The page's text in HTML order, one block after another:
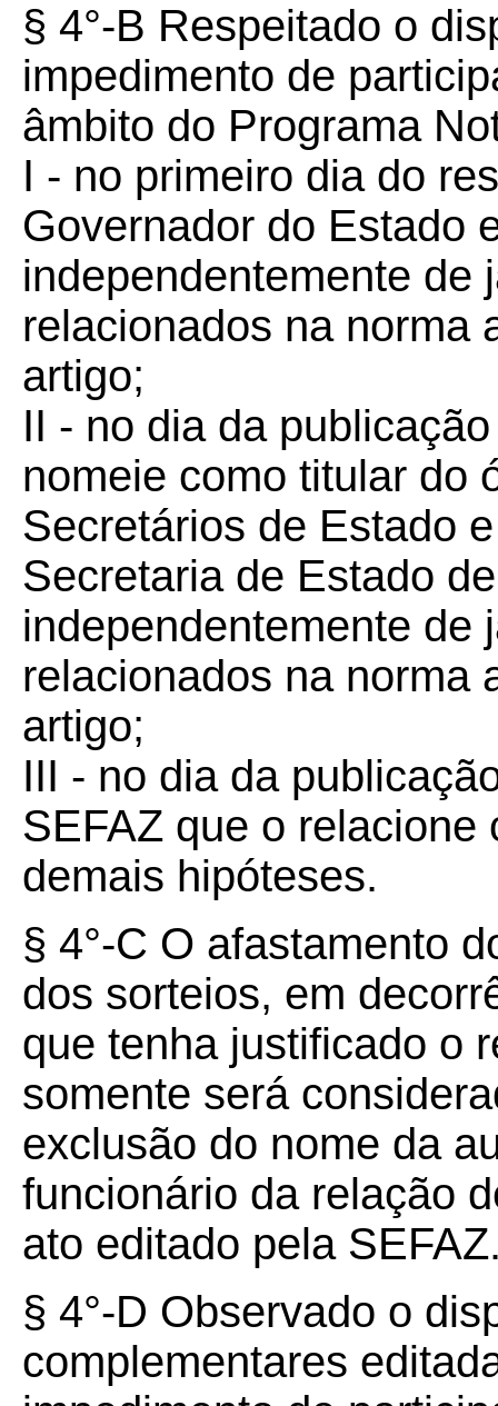
§ 4°-B Respeitado o
impedimento de
âmbito do Programa
I - no primeiro dia do
Governador do Estado
independentemente de
relacionados na norma
artigo;
II - no dia da
nomeie como titular do
Secretários de Estado
Secretaria de Estado
independentemente de
relacionados na norma
artigo;
III - no dia da
SEFAZ que o
demais hipóteses.
§ 4°-C O afastamento
dos sorteios, em
que tenha justificado o
somente será
exclusão do nome da
funcionário da relação
ato editado pela
§ 4°-D Observado o
complementares